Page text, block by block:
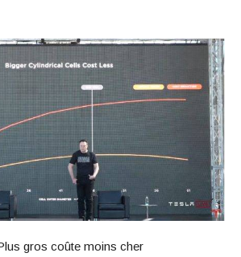
gros coûte moins cher